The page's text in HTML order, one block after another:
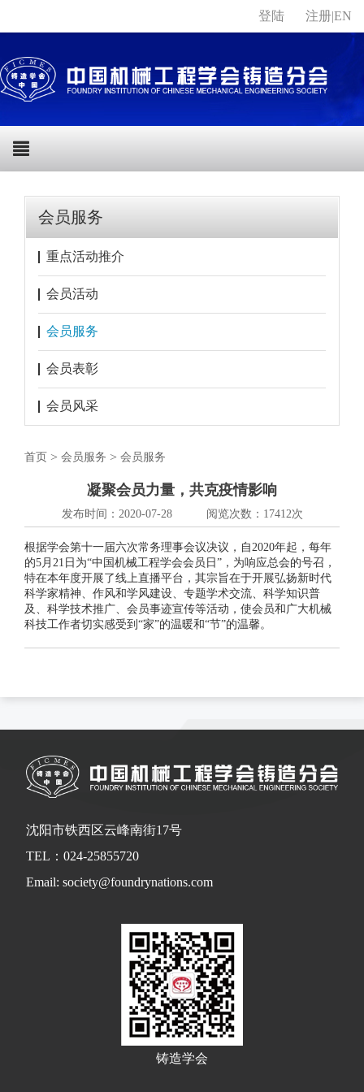
登陆 注册|EN
会员服务
重点活动推介
会员活动
会员服务
会员表彰
会员风采
首页 > 会员服务 > 会员服务
凝聚会员力量，共克疫情影响
发布时间：2020-07-28 阅览次数：17412次
根据学会第十一届六次常务理事会议决议，自 2020年起，每年
的5 月 21 日为“中国机械工程学会会员日”，为响应总会的号召，
特在本年度开展了线上直播平台，其宗旨在于开展弘扬新时代
科学家精神、作风和学风建设、专题学术交流、科学知识普
及、科学技术推广、会员事迹宣传等活动，使会员和广大机械
科技工作者切实感受到“家”的温暖和“节”的温馨。
沈阳市铁西区云峰南街17号
TEL：024-25855720
Email: society@foundrynations.com
铸造学会